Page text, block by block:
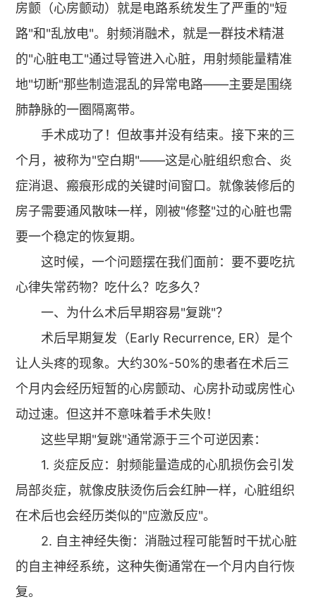
房颤（心房颤动）就是电路系统发生了严重的"短
路"和"乱放电"。射频消融术，就是一群技术精湛
的"心脏电工"通过导管进入心脏，用射频能量精准
地"切断"那些制造混乱的异常电路——主要是围绕
肺静脉的一圈隔离带。
手术成功了！但故事并没有结束。接下来的三
个月，被称为"空白期"——这是心脏组织愈合、炎
症消退、瘢痕形成的关键时间窗口。就像装修后的
房子需要通风散味一样，刚被"修整"过的心脏也需
要一个稳定的恢复期。
这时候，一个问题摆在我们面前：要不要吃抗
心律失常药物？吃什么？吃多久？
一、为什么术后早期容易"复跳"？
术后早期复发（Early Recurrence, ER）是个
让人头疼的现象。大约30%-50%的患者在术后三
个月内会经历短暂的心房颤动、心房扑动或房性心
动过速。但这并不意味着手术失败！
这些早期"复跳"通常源于三个可逆因素：
1. 炎症反应：射频能量造成的心肌损伤会引发
局部炎症，就像皮肤烫伤后会红肿一样，心脏组织
在术后也会经历类似的"应激反应"。
2. 自主神经失衡：消融过程可能暂时干扰心脏
的自主神经系统，这种失衡通常在一个月内自行恢
复。